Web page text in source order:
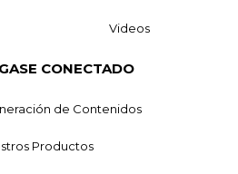
Videos
CONECTADO
de Contenidos
Productos